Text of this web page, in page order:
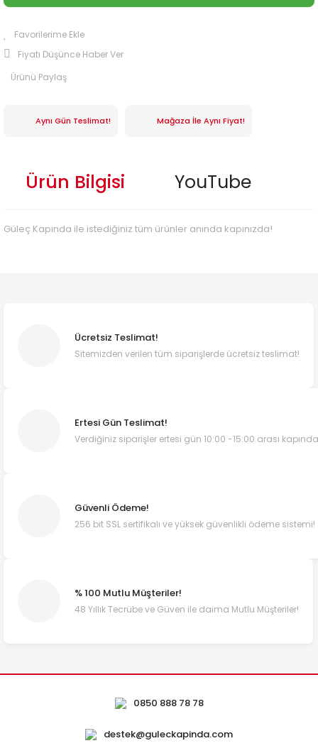
Fiyatı Düşünce Haber Ver
Ürünü Paylaş
Aynı Gün Teslimat! Mağaza İle Aynı Fiyat!
Ürün Bilgisi YouTube
Güleç Kapında ile istediğiniz tüm ürünler anında kapınızda!
Ücretsiz Teslimat!
Sitemizden verilen tüm siparişlerde ücretsiz teslimat!
Ertesi Gün Teslimat!
Verdiğiniz siparişler ertesi gün 10:00 -15:00 arası
Güvenli Ödeme!
256 bit SSL sertifikalı ve yüksek güvenlikli ödeme sistemi!
% 100 Mutlu Müşteriler!
48 Yıllık Tecrübe ve Güven ile daima Mutlu Müşteriler!
0850 888 78 78
destek@guleckapinda.com